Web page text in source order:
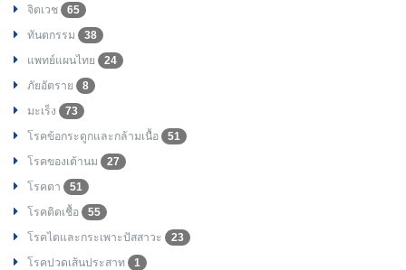
จิตเวช
65
ทันตกรรม
38
แพทย์แผนไทย
24
ภัยอัตราย
8
มะเร็ง
73
โรคข้อกระดูกและกล้ามเนื้อ
51
โรคของเต้านม
27
โรคตา
51
โรคติดเชื้อ
55
โรคไตและกระเพาะปัสสาวะ
23
โรคปวดเส้นประสาท
1